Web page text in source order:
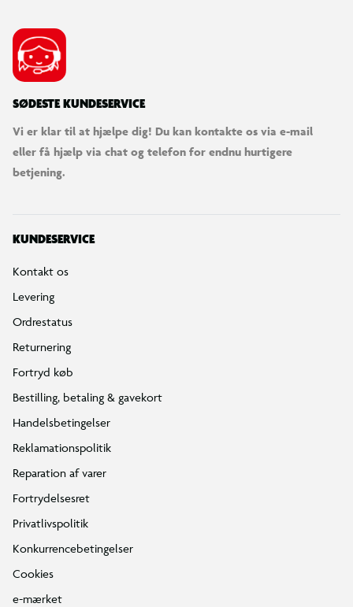
SØDESTE KUNDESERVICE
Vi er klar til at hjælpe dig! Du kan kontakte os via e-mail
eller få hjælp via chat og telefon for endnu hurtigere
betjening.
KUNDESERVICE
Kontakt os
Levering
Ordrestatus
Returnering
Fortryd køb
Bestilling, betaling & gavekort
Handelsbetingelser
Reklamationspolitik
Reparation af varer
Fortrydelsesret
Privatlivspolitik
Konkurrencebetingelser
Cookies
e-mærket